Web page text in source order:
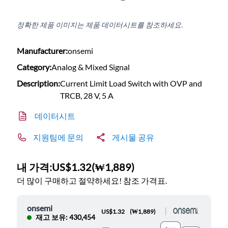
정확한 제품 이미지는 제품 데이터시트를 참조하세요.
Manufacturer:onsemi
Category:Analog & Mixed Signal
Description:Current Limit Load Switch with OVP and
TRCB, 28 V, 5 A
데이터시트
지원팀에 문의 게시물 공유
내 가격:US$1.32(₩1,889)
더 많이 구매하고 절약하세요! 참조 가격표.
onsemi
재고 보유: 430,454
US$1.32 (₩1,889)